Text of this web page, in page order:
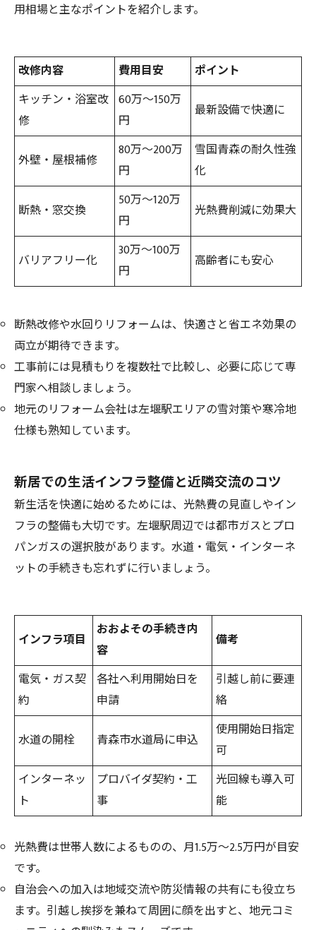
用相場と主なポイントを紹介します。
改修内容 費用目安
ポイント
キッチン・浴室改
修
60万～150万
円
最新設備で快適に
外壁・屋根補修
80万～200万
円
雪国青森の耐久性強
化
断熱・窓交換
50万～120万
円
光熱費削減に効果大
バリアフリー化
30万～100万
円
高齢者にも安心
断熱改修や水回りリフォームは、快適さと省エネ効果の
両立が期待できます。
工事前には見積もりを複数社で比較し、必要に応じて専
門家へ相談しましょう。
地元のリフォーム会社は左堰駅エリアの雪対策や寒冷地
仕様も熟知しています。
新居での生活インフラ整備と近隣交流のコツ
新生活を快適に始めるためには、光熱費の見直しやイン
フラの整備も大切です。左堰駅周辺では都市ガスとプロ
パンガスの選択肢があります。水道・電気・インターネ
ットの手続きも忘れずに行いましょう。
インフラ項目
おおよその手続き内
容
備考
電気・ガス契
約
各社へ利用開始日を
申請
引越し前に要連
絡
水道の開栓 青森市水道局に申込
使用開始日指定
可
インターネッ
ト
プロバイダ契約・工
事
光回線も導入可
能
光熱費は世帯人数によるものの、月1.5万～2.5万円が目安
です。
自治会への加入は地域交流や防災情報の共有にも役立ち
ます。引越し挨拶を兼ねて周囲に顔を出すと、地元コミ